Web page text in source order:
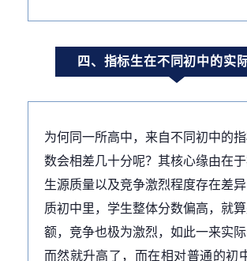
四、指标生在不同初中的实
为何同一所高中，来自不同初中的
数会相差几十分呢？其核心缘由在
生源质量以及竞争激烈程度存在差
质初中里，学生整体分数偏高，就
额，竞争也极为激烈，如此一来实
而然就升高了，而在相对普通的初